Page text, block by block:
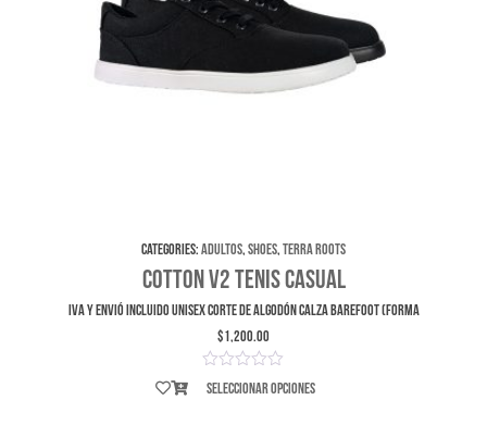
Categories:Adultos,Shoes,Terra Roots
Cotton V2 Tenis Casual
IVA y envió incluido UNISEX Corte de Algodón Calza Barefoot (forma
$1,200.00
Seleccionar opciones